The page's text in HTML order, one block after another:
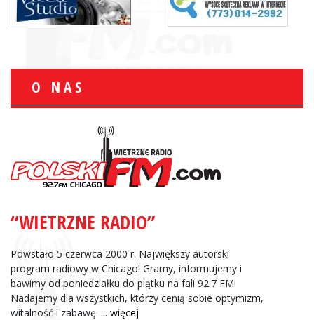
O NAS
“WIETRZNE RADIO”
Powstało 5 czerwca 2000 r. Największy autorski
program radiowy w Chicago! Gramy, informujemy i
bawimy od poniedziałku do piątku na fali 92.7 FM!
Nadajemy dla wszystkich, którzy cenią sobie optymizm,
witalność i zabawę. ... więcej